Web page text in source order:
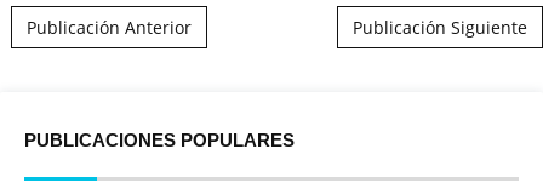
Post navigation
Publicación Anterior Publicación Siguiente
PUBLICACIONES POPULARES